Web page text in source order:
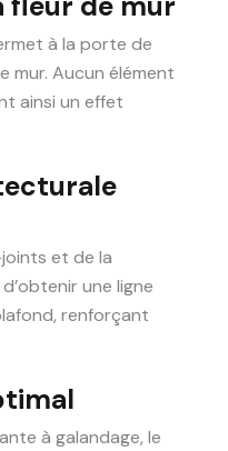
à la porte de
mur. Aucun élément
ainsi un effet
et de la
une ligne
renforçant
à galandage, le